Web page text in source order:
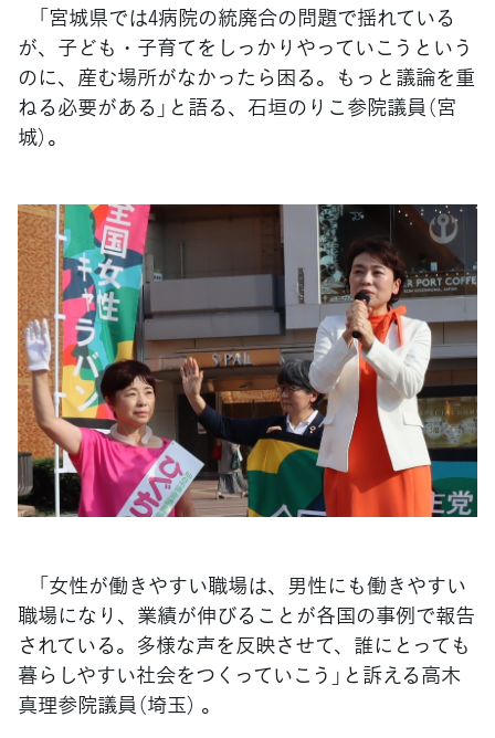
「宮城県では4病院の統廃合の問題で揺れている
が、子ども・子育てをしっかりやっていこうという
のに、産む場所がなかったら困る。もっと議論を重
ねる必要がある」と語る、石垣のりこ参院議員（宮
城）。
「女性が働きやすい職場は、男性にも働きやすい
職場になり、業績が伸びることが各国の事例で報告
されている。多様な声を反映させて、誰にとっても
暮らしやすい社会をつくっていこう」と訴える高木
真理参院議員（埼玉） 。